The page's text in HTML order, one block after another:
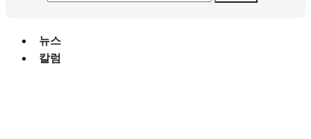
뉴스
칼럼